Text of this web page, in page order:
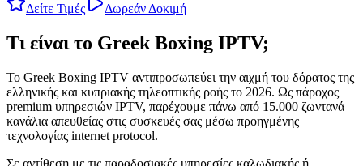
Δείτε Τιμές Δωρεάν Δοκιμή
Τι είναι το Greek Boxing IPTV;
Το Greek Boxing IPTV αντιπροσωπεύει την αιχμή του δόρατος της
ελληνικής και κυπριακής τηλεοπτικής ροής το 2026. Ως πάροχος
premium υπηρεσιών IPTV, παρέχουμε πάνω από 15.000 ζωντανά
κανάλια απευθείας στις συσκευές σας μέσω προηγμένης
τεχνολογίας internet protocol.
Σε αντίθεση με τις παραδοσιακές υπηρεσίες καλωδιακής ή